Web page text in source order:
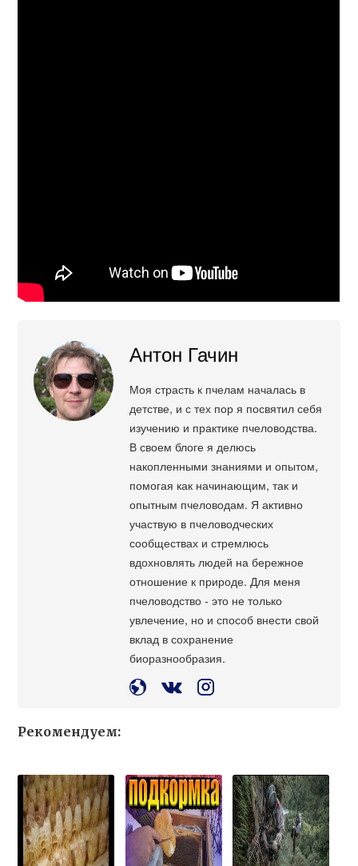
Антон Гачин
Моя страсть к пчелам началась в
детстве, и с тех пор я посвятил себя
изучению и практике пчеловодства.
В своем блоге я делюсь
накопленными знаниями и опытом,
помогая как начинающим, так и
опытным пчеловодам. Я активно
участвую в пчеловодческих
сообществах и стремлюсь
вдохновлять людей на бережное
отношение к природе. Для меня
пчеловодство - это не только
увлечение, но и способ внести свой
вклад в сохранение
биоразнообразия.
Рекомендуем: